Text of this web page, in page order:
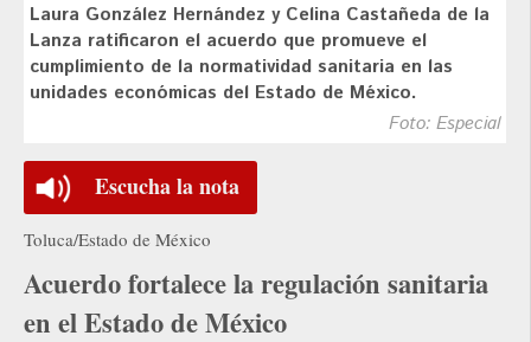
Laura González Hernández y Celina Castañeda de la
Lanza ratificaron el acuerdo que promueve el
cumplimiento de la normatividad sanitaria en las
unidades económicas del Estado de México.
Foto: Especial
Escucha la nota
Toluca/Estado de México
Acuerdo fortalece la regulación sanitaria
en el Estado de México